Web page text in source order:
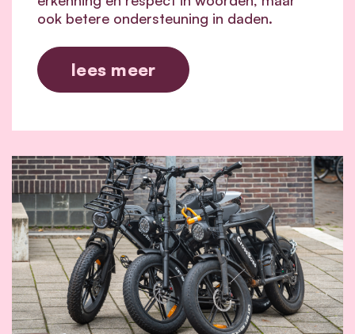
ook betere ondersteuning in daden.
lees meer